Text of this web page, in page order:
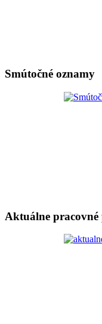
Smútočné oznamy
Aktuálne